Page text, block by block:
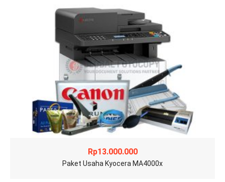
Rp13.000.000
Paket Usaha Kyocera MA4000x